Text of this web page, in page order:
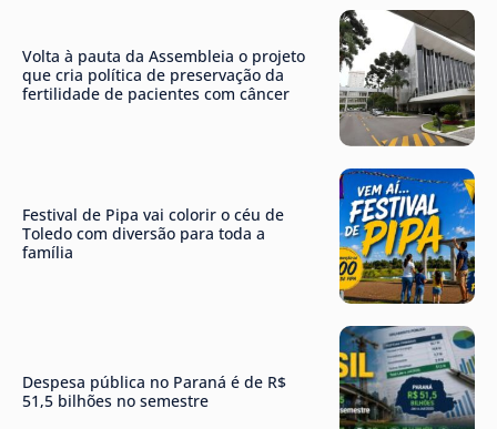
Volta à pauta da Assembleia o projeto
que cria política de preservação da
fertilidade de pacientes com câncer
Festival de Pipa vai colorir o céu de
Toledo com diversão para toda a
família
Despesa pública no Paraná é de R$
51,5 bilhões no semestre